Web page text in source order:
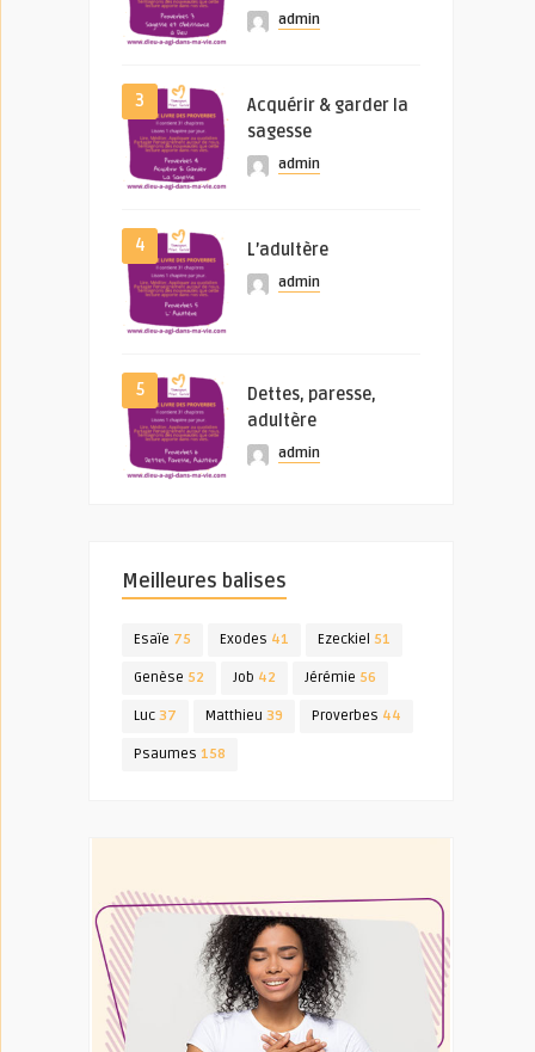
admin
3
Acquérir & garder la
sagesse
admin
4 L’adultère
admin
5
Dettes, paresse,
adultère
admin
Meilleures balises
Esaïe 75 Exodes 41 Ezeckiel 51
Genèse 52 Job 42 Jérémie 56
Luc 37 Matthieu 39 Proverbes 44
Psaumes 158